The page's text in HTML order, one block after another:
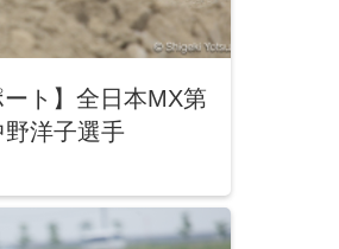
ート】全日本MX第
洋子選手